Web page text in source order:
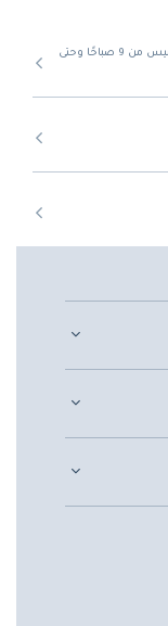
من الأحد إلى الخميس من 9 صباحًا وحتى